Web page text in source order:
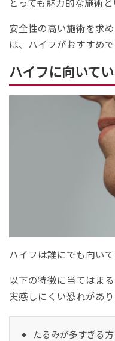
とっても魅力的な施術と
安全性の高い施術を求
は、ハイフがおすすめで
ハイフに向いて
ハイフは誰にでも向い
以下の特徴に当てはま
実感しにくい恐れがあり
たるみが多すぎる方